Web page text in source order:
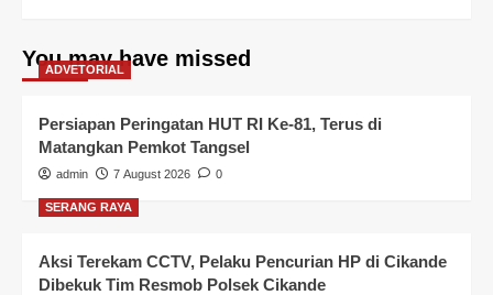
You may have missed
ADVETORIAL
Persiapan Peringatan HUT RI Ke-81, Terus di
Matangkan Pemkot Tangsel
admin 7 August 2026 0
SERANG RAYA
Aksi Terekam CCTV, Pelaku Pencurian HP di Cikande
Dibekuk Tim Resmob Polsek Cikande